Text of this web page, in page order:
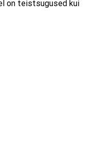
on teistsugused kui